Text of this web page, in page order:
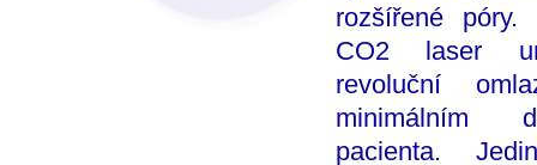
rozšířené póry.
CO2 laser
revoluční
minimálním
pacienta.